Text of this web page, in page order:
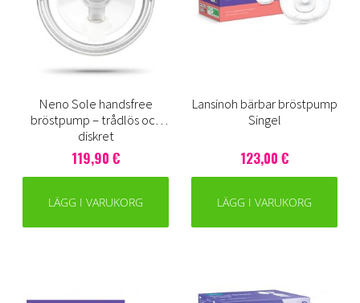
Neno Sole handsfree
bröstpump – trådlös och
diskret
119,90 €
LÄGG I VARUKORG
Lansinoh bärbar bröstpump
Singel
123,00 €
LÄGG I VARUKORG